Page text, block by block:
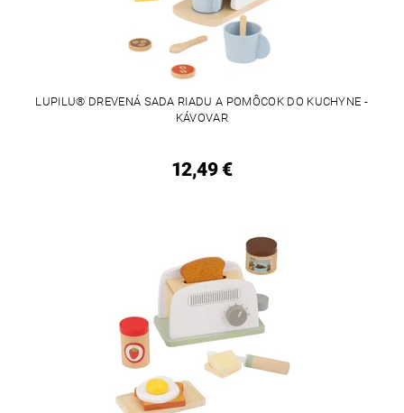
LUPILU® DREVENÁ SADA RIADU A POMÔCOK DO KUCHYNE -
KÁVOVAR
12,49 €